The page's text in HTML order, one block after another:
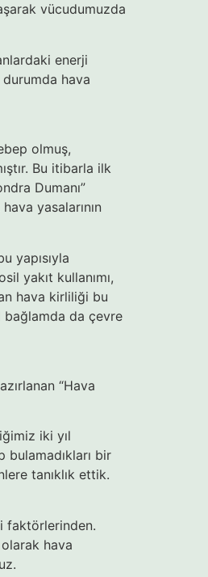
vücudumuzda
enerji
hava
olmuş,
Bu itibarla ilk
Dumanı”
yasalarının
yapısıyla
yakıt kullanımı,
hava kirliliği bu
bağlamda da çevre
“Hava
iki yıl
bulamadıkları bir
tanıklık ettik.
faktörlerinden.
hava